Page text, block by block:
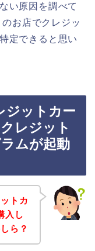
い原因を調べて
お店でクレジッ
定できると思い
ジットカー
レジット
ムが起動
トカ
入し
ら？